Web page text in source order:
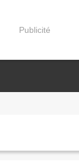
Publicité